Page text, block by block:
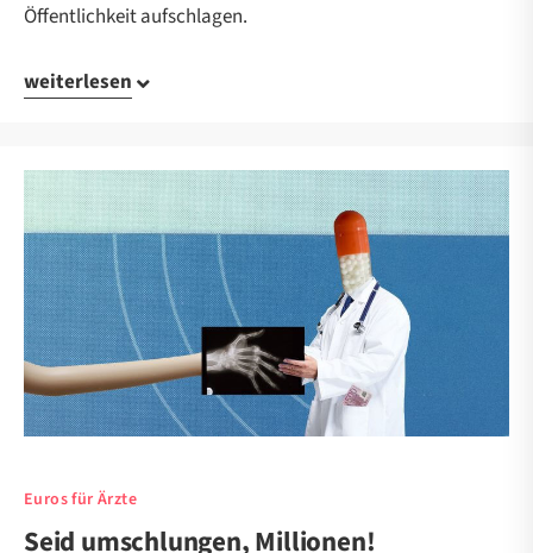
Öffentlichkeit aufschlagen.
weiterlesen
Euros für Ärzte
Seid umschlungen, Millionen!